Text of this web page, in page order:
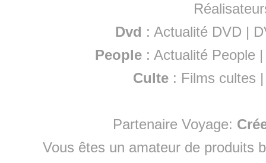
Dvd : Actualité DVD |
People :Actualité People
Culte : Films cultes
Partenaire Voyage:
Vous êtes un amateur de produits